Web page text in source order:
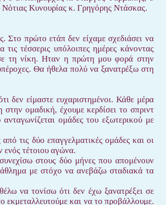
Κυνουρίας κ. Γρηγόρης Ντάσκας.
Στο πρώτο ετάπ δεν είχαμε σχεδιάσει να
τέσσερις υπόλοιπες ημέρες κάνοντας
τη νίκη. Ηταν η πρώτη μου φορά στην
Θα ήθελα πολύ να ξανατρέξω στη
είμαστε ευχαριστημένοι. Κάθε μέρα
ομαδική, έχουμε κερδίσει το σπριντ
ομάδες του εξωτερικού με
τις δύο επαγγελματικές ομάδες και οι
ενός τέτοιου αγώνα.
στους δύο μήνες που απομένουν
με στόχο να ανεβάζω σταδιακά τα
να τονίσω ότι δεν έχω ξανατρέξει σε
εκμεταλλευτούμε και να το προβάλλουμε.